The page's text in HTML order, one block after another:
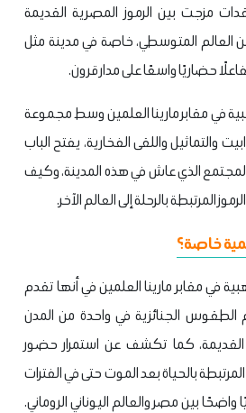
مزجت بين الرموز المصرية القديمة
العالم المتوسطي، خاصة في مدينة مثل
حضاريًا واسعًا على مدار قرون.
في مقابر مارينا العلمين وسط مجموعة
والتماثيل واللقى الفخارية، يفتح الباب
الذي عاش في هذه المدينة، وكيف
المرتبطة بالرحلة إلى العالم الآخر.
خاصة؟
في مقابر مارينا العلمين في أنها تقدم
الطقوس الجنائزية في واحدة من المدن
كما تكشف عن استمرار حضور
بالحياة بعد الموت حتى في الفترات
بين مصر والعالم اليوناني الروماني.